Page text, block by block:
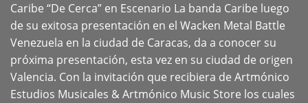
Caribe “De Cerca” en Escenario La banda Caribe luego
de su exitosa presentación en el Wacken Metal Battle
Venezuela en la ciudad de Caracas, da a conocer su
próxima presentación, esta vez en su ciudad de origen
Valencia. Con la invitación que recibiera de Artmónico
Estudios Musicales & Artmónico Music Store los cuales
+